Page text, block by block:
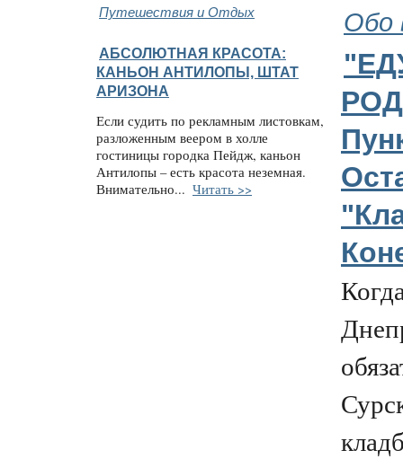
Путешествия и Отдых Обо
АБСОЛЮТНАЯ КРАСОТА:
КАНЬОН АНТИЛОПЫ, ШТАТ
АРИЗОНА
Если судить по рекламным листовкам,
разложенным веером в холле
гостиницы городка Пейдж, каньон
Антилопы – есть красота неземная.
Внимательно... Читать >>